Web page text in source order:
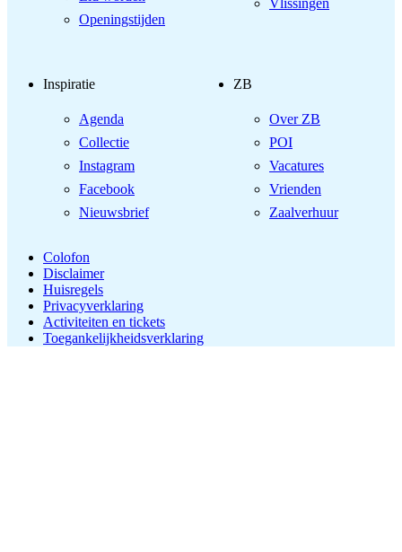
Openingstijden
Vlissingen
Inspiratie
Agenda
Collectie
Instagram
Facebook
Nieuwsbrief
ZB
Over ZB
POI
Vacatures
Vrienden
Zaalverhuur
Colofon
Disclaimer
Huisregels
Privacyverklaring
Activiteiten en tickets
Toegankelijkheidsverklaring